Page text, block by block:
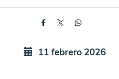
11 febrero 2026